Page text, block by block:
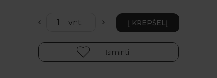
Įsiminti